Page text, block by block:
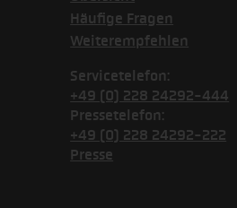
Häufige Fragen
Weiterempfehlen
Servicetelefon:
+49 (0) 228 24292-444
Pressetelefon:
+49 (0) 228 24292-222
Presse